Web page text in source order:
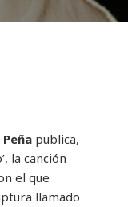
publica,
la canción
el que
llamado